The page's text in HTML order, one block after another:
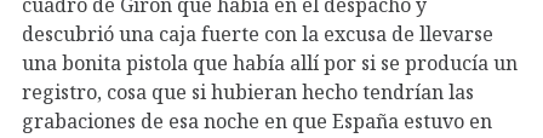
descubrió una caja fuerte con la excusa de llevarse
una bonita pistola que había allí por si se producía un
registro, cosa que si hubieran hecho tendrían las
grabaciones de esa noche en que España estuvo en